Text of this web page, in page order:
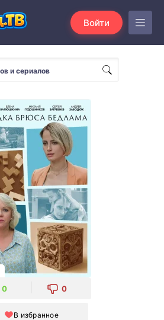
Войти
0 0
В избранное